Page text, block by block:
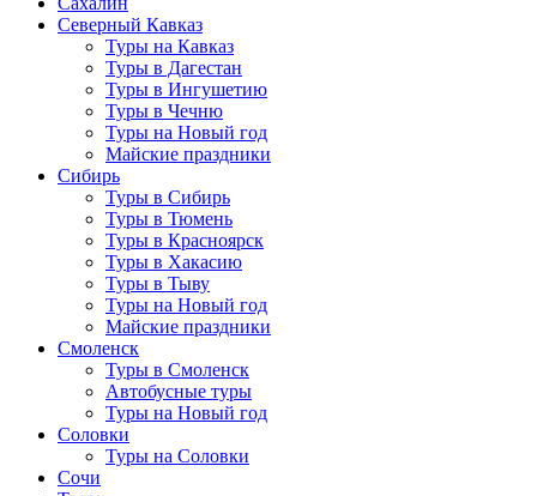
Северный Кавказ
Туры на Кавказ
Туры в Дагестан
Туры в Ингушетию
Туры в Чечню
Туры на Новый год
Майские праздники
Сибирь
Туры в Сибирь
Туры в Тюмень
Туры в Красноярск
Туры в Хакасию
Туры в Тыву
Туры на Новый год
Майские праздники
Смоленск
Туры в Смоленск
Автобусные туры
Туры на Новый год
Соловки
Туры на Соловки
Сочи